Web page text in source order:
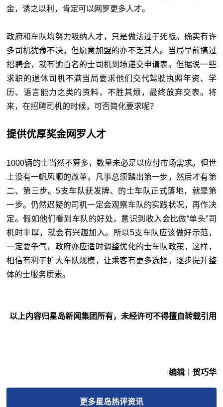
金，诱之以利，肯定可以网罗更多人才。
政府和车队均努力吸纳人才，只是做法过于死板。确实有许
多司机犹豫不决，但愿意加盟的亦不乏其人。当局早前搞过
招聘会，就有逾百名的士司机到场递交申请表。但据说一些
求职的退休司机不满当局要求他们交代驾驶执照年资、学
历、语言能力之类的资料，不胜其烦，最终放弃交表。将
来，在招聘司机的时候，可否简化要求呢？
提供优厚奖金网罗人才
1000辆的士当然不算多，数量未必足以应付市场需求。但世
上没有一帆风顺的改革，凡事总须踏出第一步，然后才有第
二、第三步。5支车队获发牌、的士车队正式落地，就是第
一步。仍然迟疑的司机一定会观察车队的实践状况，再作决
定。假如他们看到车队的好处，意识到收入会比做“单头”司
机时丰厚，就会有兴趣加入。所以5支车队应该做好示范，
一定要争气，政府亦应适时调整优化的士车队政策，这样，
相信有利于扩大车队规模，让乘客有更多选择，逐步提升整
体的士服务质素。
以上内容归星岛新闻集团所有，未经许可不得擅自转载引用
编辑︱贺巧华
更多星岛热评资讯